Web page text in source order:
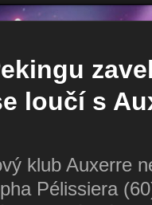
loučí s
klub Auxerre
Pélissiera